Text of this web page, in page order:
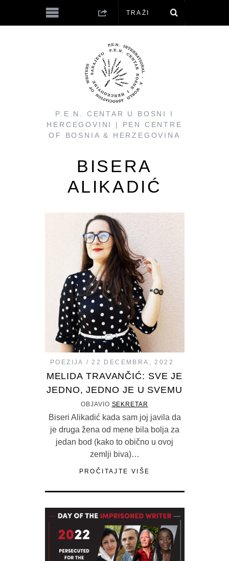
P.E.N. CENTAR U BOSNI I
HERCEGOVINI | PEN CENTRE
OF BOSNIA & HERZEGOVINA
BISERA
ALIKADIĆ
POEZIJA 22 DECEMBRA, 2022
MELIDA TRAVANČIĆ: SVE JE
JEDNO, JEDNO JE U SVEMU
OBJAVIO SEKRETAR
Biseri Alikadić kada sam joj javila da
je druga žena od mene bila bolja za
jedan bod (kako to obično u ovoj
zemlji biva)…
PROČITAJTE VIŠE